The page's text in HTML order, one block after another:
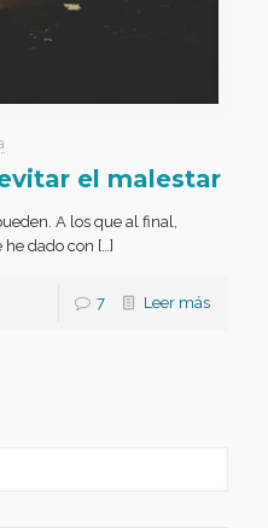
el malestar
A los que al final,
dado con […]
7 Leer más